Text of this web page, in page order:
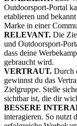
Outdoorsport-Portal
etablieren und
Marke in einer
RELEVANT. Die
und Outdoorsport-
dass deine
gebraucht wird.
VERTRAUT. Durch
gewinnst du das
Zielgruppe. Stelle
sichtbar ist, die dir
BESSERE
interagieren. So nutzt